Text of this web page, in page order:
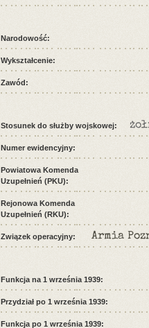
Narodowość:
Wykształcenie:
Zawód:
Stosunek do służby wojskowej:
Numer ewidencyjny:
Powiatowa Komenda
Uzupełnień (PKU):
Rejonowa Komenda
Uzupełnień (RKU):
Związek operacyjny: Armia
Funkcja na 1 września 1939:
Przydział po 1 września 1939:
Funkcja po 1 września 1939: